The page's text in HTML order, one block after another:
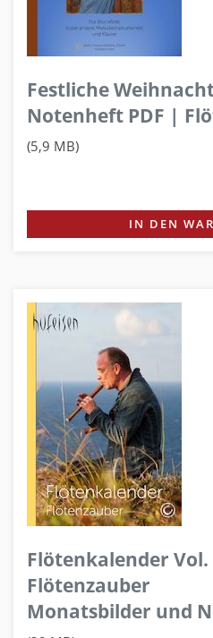
Festliche
Notenheft PDF |
(5,9 MB)
IN DEN
Flötenkalender Vol.
Flötenzauber
Monatsbilder und